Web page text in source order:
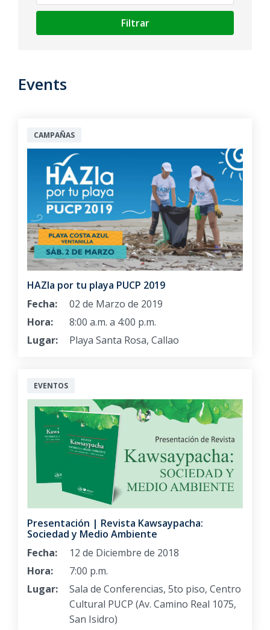
Filtrar
Events
CAMPAÑAS
HAZla por tu playa PUCP 2019
Fecha:
02 de Marzo de 2019
Hora:
8:00 a.m. a 4:00 p.m.
Lugar:
Playa Santa Rosa, Callao
EVENTOS
Presentación | Revista Kawsaypacha:
Sociedad y Medio Ambiente
Fecha:
12 de Diciembre de 2018
Hora:
7:00 p.m.
Lugar:
Sala de Conferencias, 5to piso, Centro
Cultural PUCP (Av. Camino Real 1075,
San Isidro)